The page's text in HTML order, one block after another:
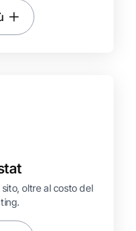
oltre al costo del